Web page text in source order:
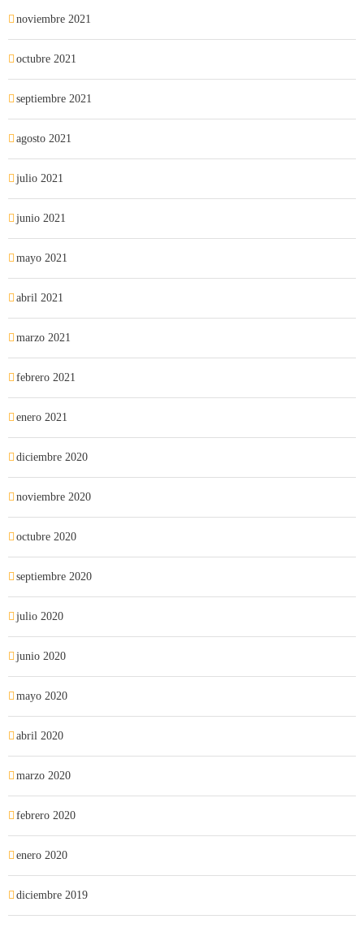
noviembre 2021
octubre 2021
septiembre 2021
agosto 2021
julio 2021
junio 2021
mayo 2021
abril 2021
marzo 2021
febrero 2021
enero 2021
diciembre 2020
noviembre 2020
octubre 2020
septiembre 2020
julio 2020
junio 2020
mayo 2020
abril 2020
marzo 2020
febrero 2020
enero 2020
diciembre 2019